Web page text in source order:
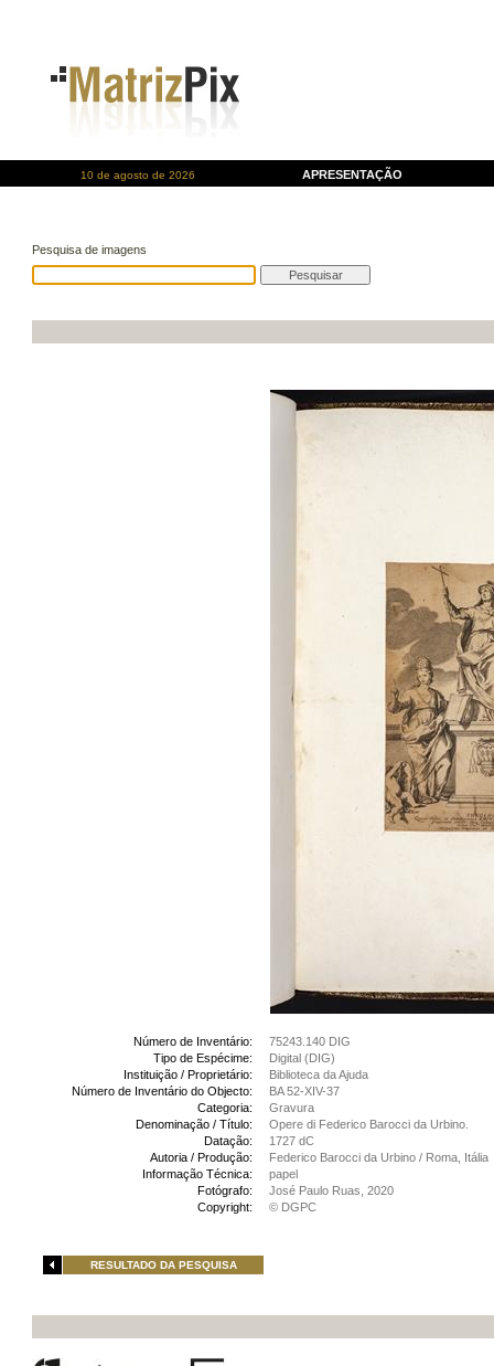
10 de agosto de 2026 APRESENTAÇÃO
Pesquisa de imagens
Número de Inventário:
75243.140 DIG
Tipo de Espécime:
Digital (DIG)
Instituição / Proprietário:
Biblioteca da Ajuda
Número de Inventário do Objecto:
BA 52-XIV-37
Categoria:
Gravura
Denominação / Título:
Opere di Federico Barocci da Urbino.
Datação:
1727 dC
Autoria / Produção:
Federico Barocci da Urbino / Roma, Itália
Informação Técnica:
papel
Fotógrafo:
José Paulo Ruas, 2020
Copyright:
© DGPC
RESULTADO DA PESQUISA